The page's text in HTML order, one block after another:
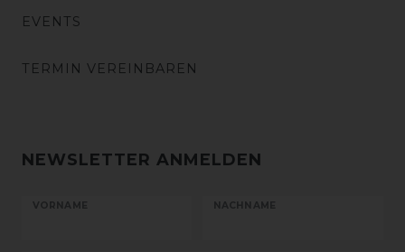
EVENTS
TERMIN VEREINBAREN
NEWSLETTER ANMELDEN
VORNAME NACHNAME